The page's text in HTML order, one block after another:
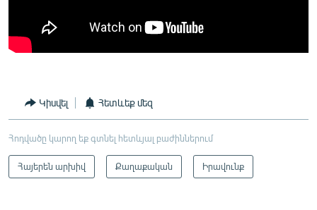
Կիսվել Հետևեք մեզ
Հոդվածը կարող եք գտնել հետևյալ բաժիններում
Հայերեն արխիվ Քաղաքական Իրավունք